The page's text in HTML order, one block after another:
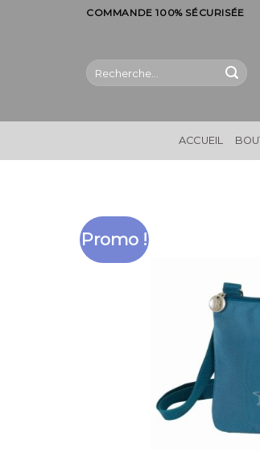
COMMANDE 100% SÉCURISÉE
Recherche
pour :
ACCUEIL
Promo !